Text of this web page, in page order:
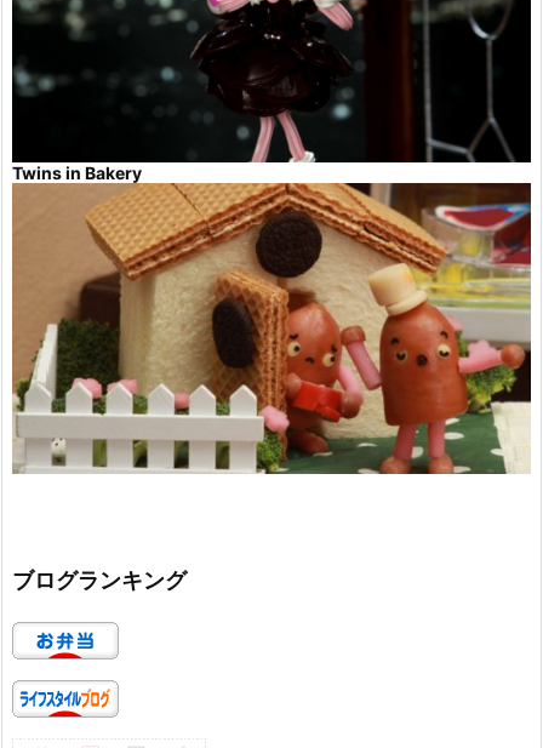
Twins in Bakery
ブログランキング